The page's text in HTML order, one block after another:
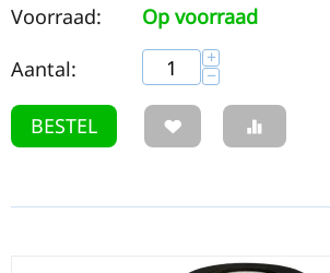
Voorraad:
Op voorraad
Aantal:
+
−
BESTEL